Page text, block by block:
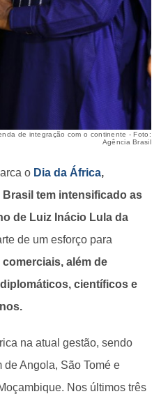
de integração com o continente - Foto:
Agência Brasil
o Dia da África,
tem intensificado as
de Luiz Inácio Lula da
de um esforço para
além de
científicos e
na atual gestão, sendo
Angola, São Tomé e
Nos últimos três